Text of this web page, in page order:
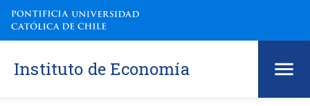
Instituto de Economía